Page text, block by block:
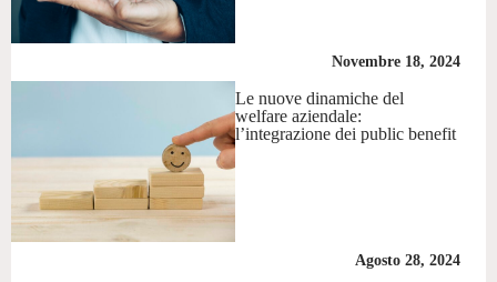
Novembre 18, 2024
Le nuove dinamiche del
welfare aziendale:
l’integrazione dei public benefit
Agosto 28, 2024